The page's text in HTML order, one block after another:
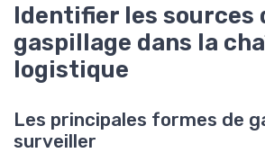
Identifier les sources
gaspillage dans la
logistique
Les principales formes de
surveiller